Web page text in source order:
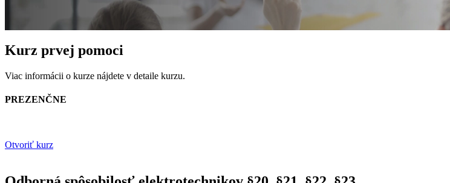
Kurz prvej pomoci
Viac informácii o kurze nájdete v detaile kurzu.
PREZENČNE
Otvoriť kurz